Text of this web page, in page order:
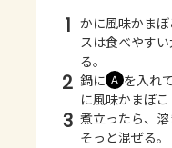
1 かに風味かま
スは食べやす
る。
2 鍋に Ａ を入れ
に風味かまぼ
3 煮立ったら、溶
そっと混ぜる。